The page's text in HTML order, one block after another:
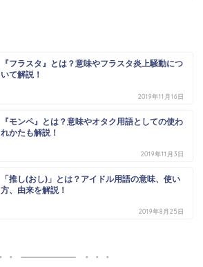
『フラスタ』とは？意味やフラスタ炎上騒動につ
いて解説！
2019年11月16日
『モンペ』とは？意味やオタク用語としての使わ
れかたも解説！
2019年11月3日
「推し(おし)」とは？アイドル用語の意味、使い
方、由来を解説！
2019年8月25日